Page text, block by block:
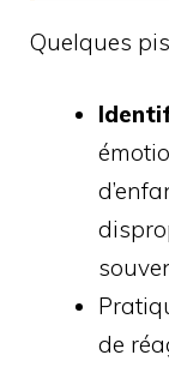
Quelques
de